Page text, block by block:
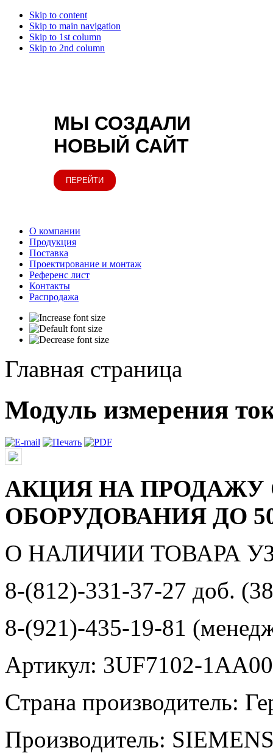
Skip to content
Skip to main navigation
Skip to 1st column
Skip to 2nd column
МЫ СОЗДАЛИ
НОВЫЙ САЙТ
ПЕРЕЙТИ
О компании
Продукция
Поставка
Проектирование и монтаж
Референс лист
Контакты
Распродажа
Главная страница
Модуль измерения
АКЦИЯ НА ПРОДАЖУ
ОБОРУДОВАНИЯ ДО
О НАЛИЧИИ ТОВАРА
8-(812)-331-37-27 доб.
8-(921)-435-19-81
Артикул: 3UF7102-
Страна производитель:
Производитель: